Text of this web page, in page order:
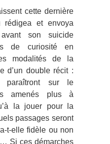
cette dernière
rédigea et envoya
son suicide
de curiosité en
modalités de la
d’un double récit :
paraîtront sur le
amenés plus à
la jouer pour la
passages seront
t-elle fidèle ou non
Si ces démarches